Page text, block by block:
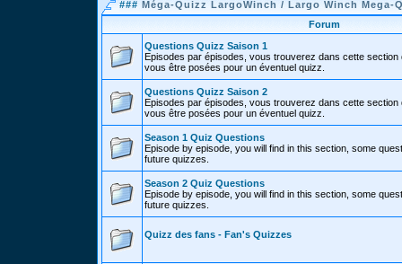
### Méga-Quizz LargoWinch / Largo Winch Mega-
Forum
Questions Quizz Saison 1
Episodes par épisodes, vous trouverez dans cette
vous être posées pour un éventuel quizz.
Questions Quizz Saison 2
Episodes par épisodes, vous trouverez dans cette
vous être posées pour un éventuel quizz.
Season 1 Quiz Questions
Episode by episode, you will find in this section, some
future quizzes.
Season 2 Quiz Questions
Episode by episode, you will find in this section, some
future quizzes.
Quizz des fans - Fan's Quizzes